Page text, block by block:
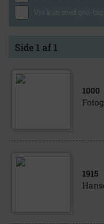
Vis kun med geo-tag
Side 1 af 1
1000
1915